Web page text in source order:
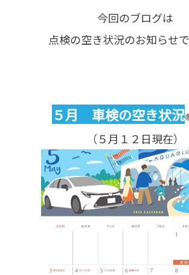
今回のブログは
点検の空き状況のお知らせ
５月 車検の空き状況
（５月１２日現在）